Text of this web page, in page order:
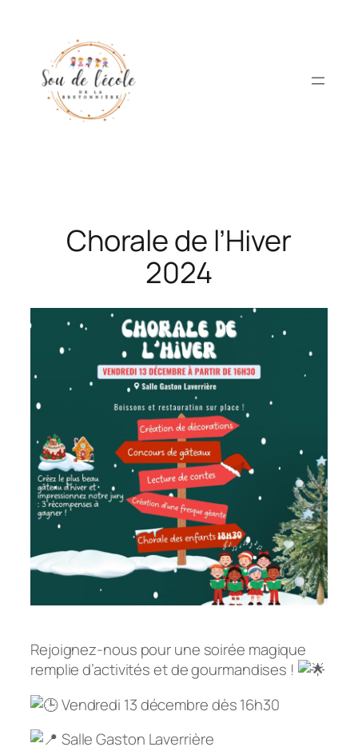
contenu
Chorale de l’Hiver
2024
Rejoignez-nous pour une soirée magique
remplie d’activités et de gourmandises !
Vendredi 13 décembre dès 16h30
Salle Gaston Laverrière